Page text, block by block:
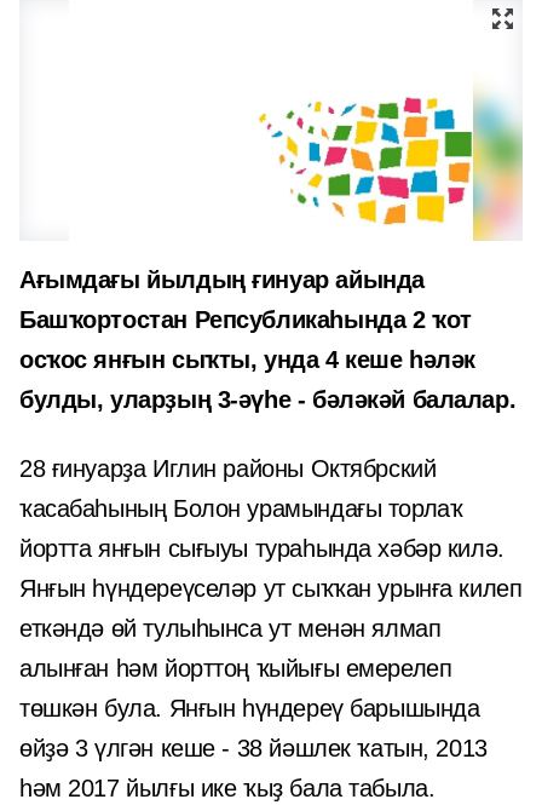
Ағымдағы йылдың ғинуар айында
Башҡортостан Репсубликаһында 2 ҡот
осҡос янғын сыҡты, унда 4 кеше һәләк
булды, уларҙың 3-әүһе - бәләкәй балалар.
28 ғинуарҙа Иглин районы Октябрский
ҡасабаһының Болон урамындағы торлаҡ
йортта янғын сығыуы тураһында хәбәр килә.
Янғын һүндереүселәр ут сыҡҡан урынға килеп
еткәндә өй тулыһынса ут менән ялмап
алынған һәм йорттоң ҡыйығы емерелеп
төшкән була. Янғын һүндереү барышында
өйҙә 3 үлгән кеше - 38 йәшлек ҡатын, 2013
һәм 2017 йылғы ике ҡыҙ бала табыла.